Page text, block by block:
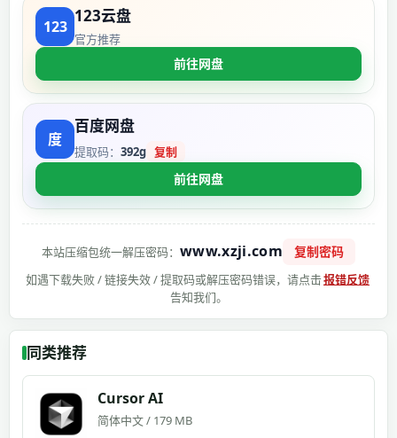
123云盘
官方推荐
前往网盘
百度网盘
提取码： 392g 复制
前往网盘
本站压缩包统一解压密码：www.xzji.com 复制密码
如遇下载失败 / 链接失效 / 提取码或解压密码错误，请点击报错反馈
告知我们。
同类推荐
Cursor AI
简体中文 / 179 MB